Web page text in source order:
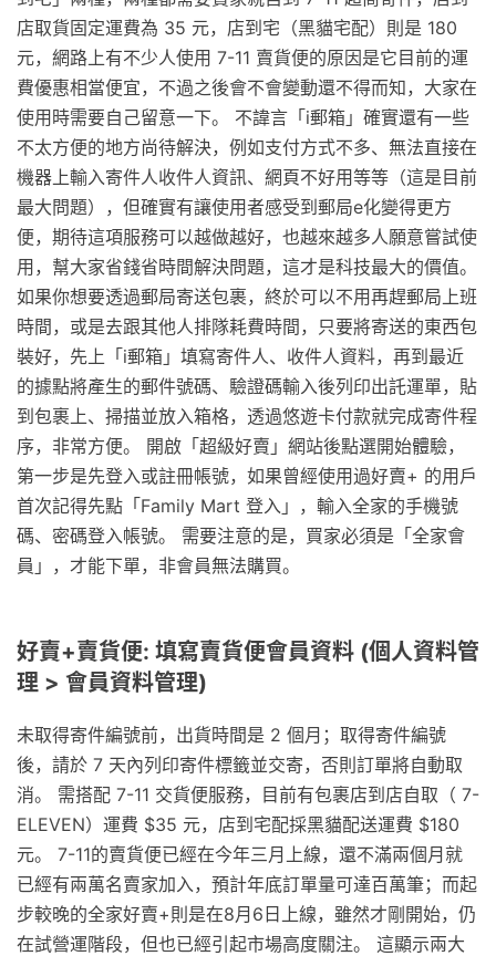
店取貨固定運費為 35 元，店到宅（黑貓宅配）則是 180
元，網路上有不少人使用 7-11 賣貨便的原因是它目前的運
費優惠相當便宜，不過之後會不會變動還不得而知，大家在
使用時需要自己留意一下。 不諱言「i郵箱」確實還有一些
不太方便的地方尚待解決，例如支付方式不多、無法直接在
機器上輸入寄件人收件人資訊、網頁不好用等等（這是目前
最大問題），但確實有讓使用者感受到郵局e化變得更方
便，期待這項服務可以越做越好，也越來越多人願意嘗試使
用，幫大家省錢省時間解決問題，這才是科技最大的價值。
如果你想要透過郵局寄送包裹，終於可以不用再趕郵局上班
時間，或是去跟其他人排隊耗費時間，只要將寄送的東西包
裝好，先上「i郵箱」填寫寄件人、收件人資料，再到最近
的據點將產生的郵件號碼、驗證碼輸入後列印出託運單，貼
到包裹上、掃描並放入箱格，透過悠遊卡付款就完成寄件程
序，非常方便。 開啟「超級好賣」網站後點選開始體驗，
第一步是先登入或註冊帳號，如果曾經使用過好賣+ 的用戶
首次記得先點「Family Mart 登入」，輸入全家的手機號
碼、密碼登入帳號。 需要注意的是，買家必須是「全家會
員」，才能下單，非會員無法購買。
好賣+賣貨便: 填寫賣貨便會員資料 (個人資料管
理 > 會員資料管理)
未取得寄件編號前，出貨時間是 2 個月；取得寄件編號
後，請於 7 天內列印寄件標籤並交寄，否則訂單將自動取
消。 需搭配 7-11 交貨便服務，目前有包裹店到店自取（ 7-
ELEVEN）運費 $35 元，店到宅配採黑貓配送運費 $180
元。 7-11的賣貨便已經在今年三月上線，還不滿兩個月就
已經有兩萬名賣家加入，預計年底訂單量可達百萬筆；而起
步較晚的全家好賣+則是在8月6日上線，雖然才剛開始，仍
在試營運階段，但也已經引起市場高度關注。 這顯示兩大